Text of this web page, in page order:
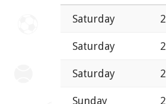
Saturday
Saturday
Saturday
Sunday